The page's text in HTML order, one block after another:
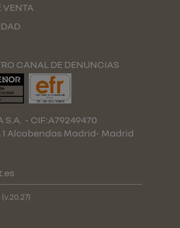
VENTA
CANAL DE DENUNCIAS
S.A. - CIF:A79249470
Alcobendas Madrid- Madrid